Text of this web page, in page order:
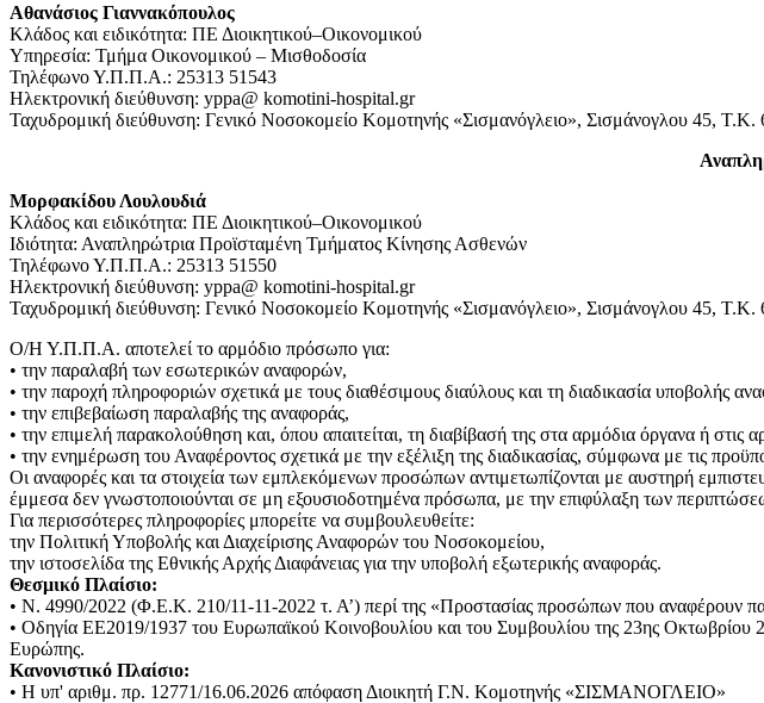
Αθανάσιος Γιαννακόπουλος
Κλάδος και ειδικότητα: ΠΕ Διοικητικού–Οικονομικού
Υπηρεσία: Τμήμα Οικονομικού – Μισθοδοσία
Τηλέφωνο Υ.Π.Π.Α.: 25313 51543
Ηλεκτρονική διεύθυνση: yppa@ komotini-hospital.gr
Ταχυδρομική διεύθυνση: Γενικό Νοσοκομείο Κομοτηνής «Σισμανόγλειο», Σισμάνογλου 45,
Μορφακίδου Λουλουδιά
Κλάδος και ειδικότητα: ΠΕ Διοικητικού–Οικονομικού
Ιδιότητα: Αναπληρώτρια Προϊσταμένη Τμήματος Κίνησης Ασθενών
Τηλέφωνο Υ.Π.Π.Α.: 25313 51550
Ηλεκτρονική διεύθυνση: yppa@ komotini-hospital.gr
Ταχυδρομική διεύθυνση: Γενικό Νοσοκομείο Κομοτηνής «Σισμανόγλειο», Σισμάνογλου 45,
Ο/Η Υ.Π.Π.Α. αποτελεί το αρμόδιο πρόσωπο για:
• την παραλαβή των εσωτερικών αναφορών,
• την παροχή πληροφοριών σχετικά με τους διαθέσιμους διαύλους και τη διαδικασία υποβολής
• την επιβεβαίωση παραλαβής της αναφοράς,
• την επιμελή παρακολούθηση και, όπου απαιτείται, τη διαβίβασή της στα αρμόδια όργανα ή στις
• την ενημέρωση του Αναφέροντος σχετικά με την εξέλιξη της διαδικασίας, σύμφωνα με τις
Οι αναφορές και τα στοιχεία των εμπλεκόμενων προσώπων αντιμετωπίζονται με αυστηρή
έμμεσα δεν γνωστοποιούνται σε μη εξουσιοδοτημένα πρόσωπα, με την επιφύλαξη των
Για περισσότερες πληροφορίες μπορείτε να συμβουλευθείτε:
την Πολιτική Υποβολής και Διαχείρισης Αναφορών του Νοσοκομείου,
την ιστοσελίδα της Εθνικής Αρχής Διαφάνειας για την υποβολή εξωτερικής αναφοράς.
Θεσμικό Πλαίσιο:
• Ν. 4990/2022 (Φ.Ε.Κ. 210/11-11-2022 τ. Α’) περί της «Προστασίας προσώπων που αναφέρουν
• Οδηγία ΕΕ2019/1937 του Ευρωπαϊκού Κοινοβουλίου και του Συμβουλίου της 23ης
Ευρώπης.
Κανονιστικό Πλαίσιο:
• Η υπ' αριθμ. πρ. 12771/16.06.2026 απόφαση Διοικητή Γ.Ν. Κομοτηνής «ΣΙΣΜΑΝΟΓΛΕΙΟ»